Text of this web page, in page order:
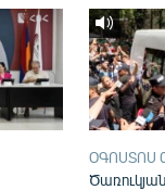
ՕԳՈՍՏՈՍ